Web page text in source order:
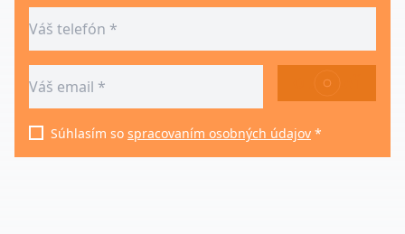
ODOSLAŤ
Súhlasím so spracovaním osobných údajov *